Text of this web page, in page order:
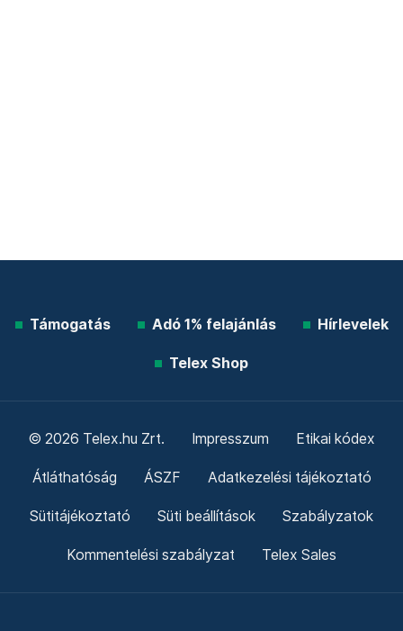
Támogatás Adó 1% felajánlás Hírlevelek
Telex Shop
© 2026 Telex.hu Zrt. Impresszum Etikai kódex
Átláthatóság ÁSZF Adatkezelési tájékoztató
Sütitájékoztató Süti beállítások Szabályzatok
Kommentelési szabályzat Telex Sales